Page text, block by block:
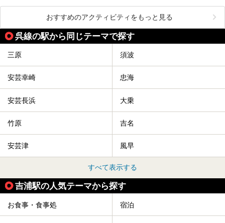
おすすめのアクティビティをもっと見る
呉線の駅から同じテーマで探す
三原 須波
安芸幸崎 忠海
安芸長浜 大乗
竹原 吉名
安芸津 風早
すべて表示する
吉浦駅の人気テーマから探す
お食事・食事処 宿泊